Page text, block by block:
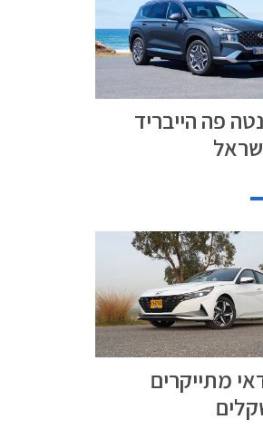
פה הייבריד
מתייקרים